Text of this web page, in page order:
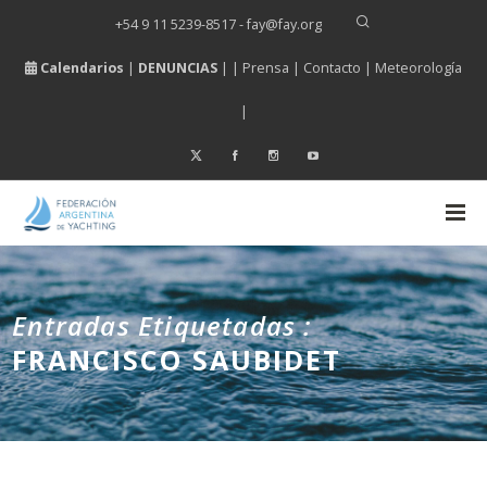
+54 9 11 5239-8517 - fay@fay.org
Calendarios | DENUNCIAS | | Prensa | Contacto | Meteorología
|
Entradas Etiquetadas :
FRANCISCO SAUBIDET